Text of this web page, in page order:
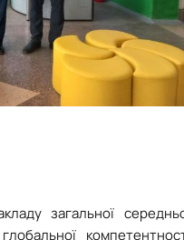
for Technical and
Philology
Education
Philosophy and International
загальної